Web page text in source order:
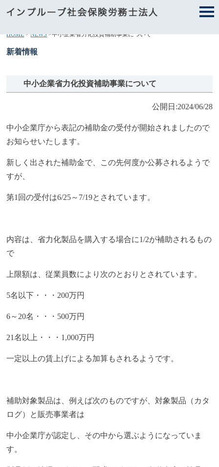
HOME>NEWS>中小企業省力化投資補助事業について
新着情報
中小企業省力化投資補助事業について
公開日:2024/06/28
中小企業庁から表記の補助金の受付が開始されましたので
お知らせいたします。
新しく出された補助金で、この先何度か公募されるようで
すが、
第1回の受付は6/25～7/19とされています。
内容は、省力化製品を購入する場合に1/2が補助されるもの
で
上限額は、従業員数により次のとおりとされています。
5名以下・・・200万円
6～20名・・・500万円
21名以上・・・1,000万円
一定以上の賃上げによる加算もされるようです。
補助対象製品は、例えば次のものですが、対象製品（カタ
ログ）と販売事業者は
中小企業庁が認定し、その中から選ぶようになっていま
す。